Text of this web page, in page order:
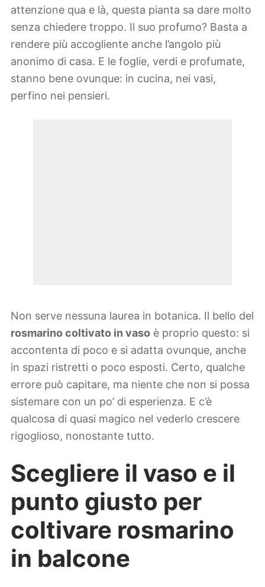
attenzione qua e là, questa pianta sa dare molto
senza chiedere troppo. Il suo profumo? Basta a
rendere più accogliente anche l’angolo più
anonimo di casa. E le foglie, verdi e profumate,
stanno bene ovunque: in cucina, nei vasi,
perfino nei pensieri.
Non serve nessuna laurea in botanica. Il bello del
rosmarino coltivato in vaso è proprio questo: si
accontenta di poco e si adatta ovunque, anche
in spazi ristretti o poco esposti. Certo, qualche
errore può capitare, ma niente che non si possa
sistemare con un po’ di esperienza. E c’è
qualcosa di quasi magico nel vederlo crescere
rigoglioso, nonostante tutto.
Scegliere il vaso e il
punto giusto per
coltivare rosmarino
in balcone